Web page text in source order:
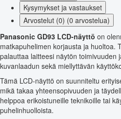
Kysymykset ja vastaukset
Arvostelut (0) (0 arvostelua)
Panasonic GD93 LCD-näyttö on
matkapuhelimen korjausta ja huoltoa.
palauttaa laitteesi näytön toimivuuden
kuvanlaadun sekä miellyttävän
Tämä LCD-näyttö on suunniteltu
mikä takaa yhteensopivuuden ja
helppoa erikoistuneille teknikoille tai
puhelinhuolloista.